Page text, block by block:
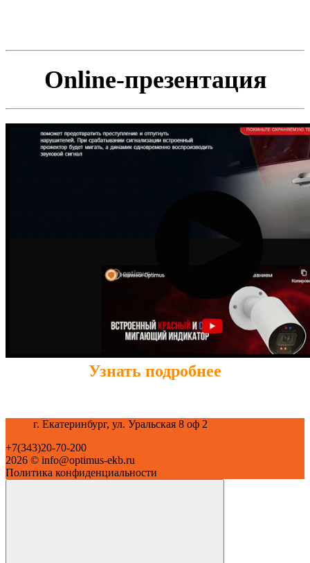
Online-презентация
Узнать подробнее
г. Екатеринбург, ул. Уральская 8 оф 2
+7(343)20-70-200
2026 © info@optimus-ekb.ru
Политика конфиденциальности